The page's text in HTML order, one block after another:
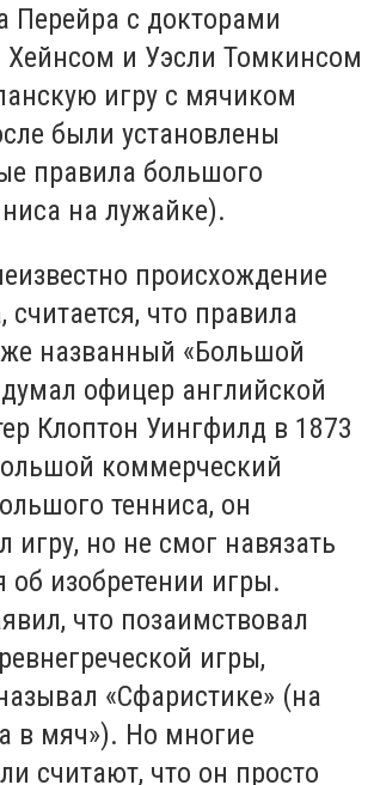
Перейра с докторами
и Уэсли Томкинсом
игру с мячиком
были установлены
правила большого
на лужайке).
происхождение
считается, что правила
названный «Большой
офицер английской
Клоптон Уингфилд в 1873
коммерческий
тенниса, он
игру, но не смог навязать
об изобретении игры.
что позаимствовал
игры,
«Сфаристике» (на
в мяч»). Но многие
считают, что он просто